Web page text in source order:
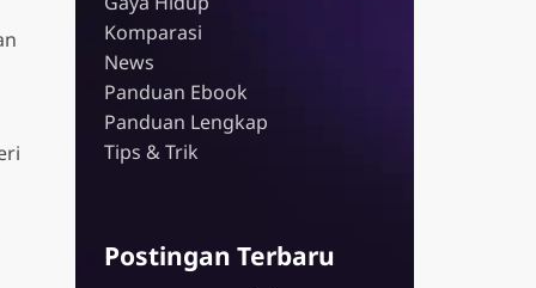
S26 Ultra 5G
S26 Plus 5G
Samsung Galaxy Z Fold7 G
Komparasi
News
Panduan Ebook
Panduan Lengkap
Tips & Trik
Postingan Terbaru